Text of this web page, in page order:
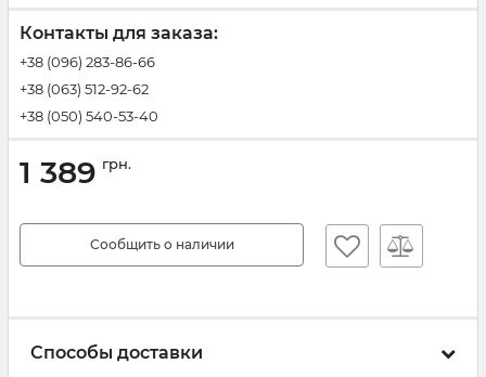
Контакты для заказа:
+38 (096) 283-86-66
+38 (063) 512-92-62
+38 (050) 540-53-40
1 389 грн.
Сообщить о наличии
Способы доставки